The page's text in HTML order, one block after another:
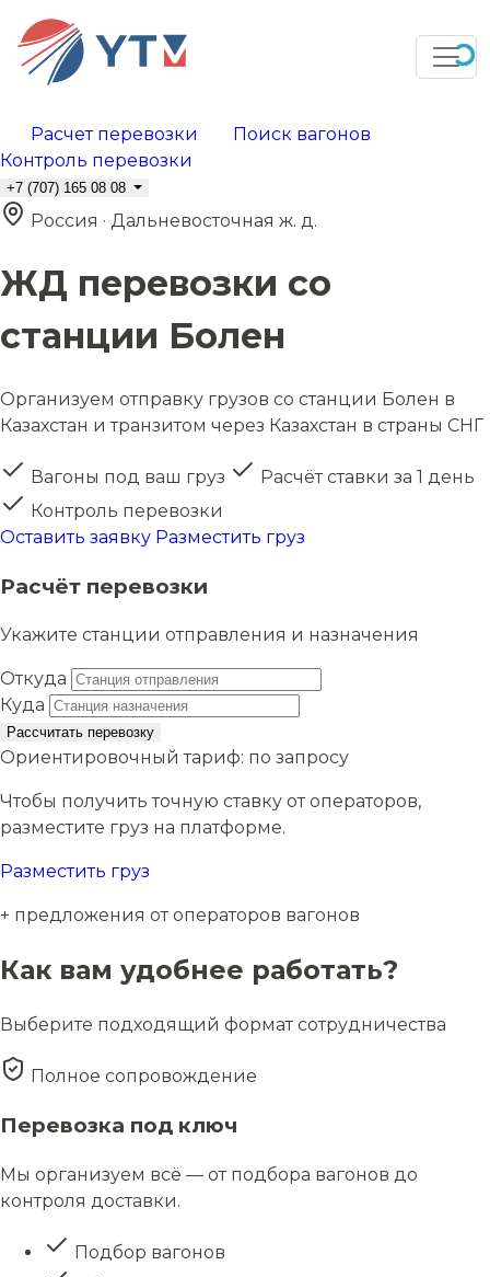
Расчет перевозки
Поиск вагонов
Контроль перевозки
+7 (707) 165 08 08
Россия · Дальневосточная ж. д.
ЖД перевозки со
станции Болен
Организуем отправку грузов со станции Болен в
Казахстан и транзитом через Казахстан в страны СНГ
Вагоны под ваш груз
Расчёт ставки за 1 день
Контроль перевозки
Оставить заявку Разместить груз
Расчёт перевозки
Укажите станции отправления и назначения
Откуда
Куда
Рассчитать перевозку
Ориентировочный тариф: по запросу
Чтобы получить точную ставку от операторов,
разместите груз на платформе.
Разместить груз
+ предложения от операторов вагонов
Как вам удобнее работать?
Выберите подходящий формат сотрудничества
Полное сопровождение
Перевозка под ключ
Мы организуем всё — от подбора вагонов до
контроля доставки.
Подбор вагонов